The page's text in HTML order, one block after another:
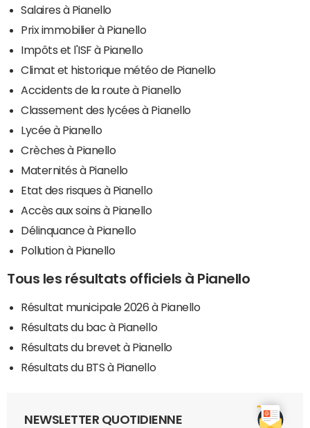
Salaires à Pianello
Prix immobilier à Pianello
Impôts et l'ISF à Pianello
Climat et historique météo de Pianello
Accidents de la route à Pianello
Classement des lycées à Pianello
Lycée à Pianello
Crèches à Pianello
Maternités à Pianello
Etat des risques à Pianello
Accès aux soins à Pianello
Délinquance à Pianello
Pollution à Pianello
Tous les résultats officiels à Pianello
Résultat municipale 2026 à Pianello
Résultats du bac à Pianello
Résultats du brevet à Pianello
Résultats du BTS à Pianello
NEWSLETTER QUOTIDIENNE